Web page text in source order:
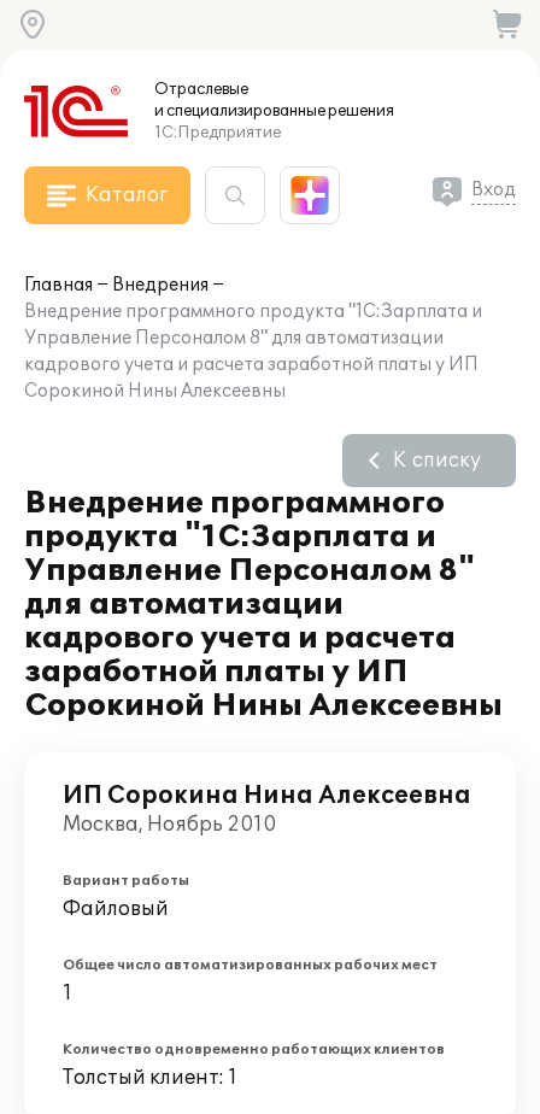
Отраслевые
и специализированныерешения
1С:Предприятие
Каталог Вход
Главная
Внедрения
Внедрение программного продукта "1С:Зарплата и
Управление Персоналом 8" для автоматизации
кадрового учета и расчета заработной платы у ИП
Сорокиной Нины Алексеевны
Внедрение программного
продукта "1С:Зарплата и
Управление Персоналом 8"
для автоматизации
кадрового учета и расчета
заработной платы у ИП
Сорокиной Нины Алексеевны
К списку
ИП Сорокина Нина Алексеевна
Москва, Ноябрь 2010
Вариант работы
Файловый
Общее число автоматизированных рабочих мест
1
Количество одновременно работающих клиентов
Толстый клиент: 1